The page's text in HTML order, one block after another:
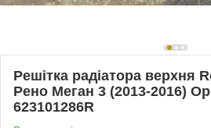
Решітка радіатора верхня
Рено Меган 3 (2013-2016)
623101286R